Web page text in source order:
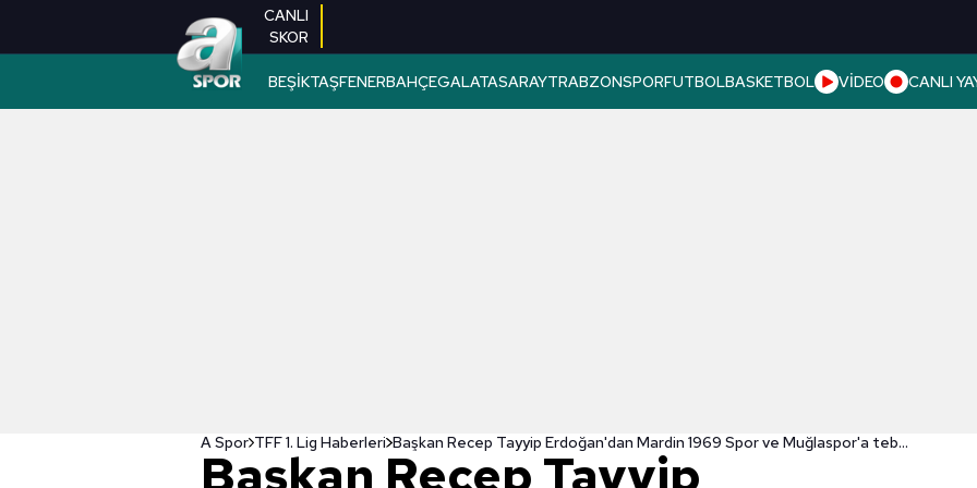
CANLI
SKOR
BEŞİKTAŞFENERBAHÇEGALATASARAYTRABZONSPORFUTBOLBASKETBOL VİDEO CANLI
A Spor TFF 1. Lig Haberleri Başkan Recep Tayyip Erdoğan'dan Mardin 1969 Spor ve Muğlaspor'a tebrik mesajı
Başkan Recep Tayyip